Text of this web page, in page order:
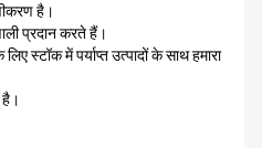
है।
प्रदान करते हैं।
स्टॉक में पर्याप्त उत्पादों के साथ हमारा
है।